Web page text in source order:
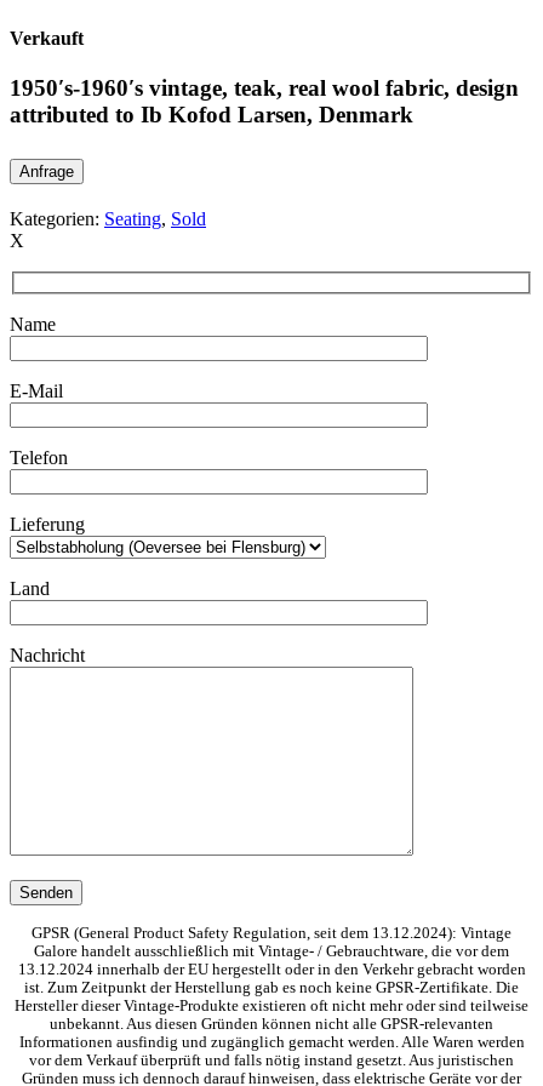
Verkauft
1950′s-1960′s vintage, teak, real wool fabric, design
attributed to Ib Kofod Larsen, Denmark
Anfrage
Kategorien: Seating, Sold
X
Name
E-Mail
Telefon
Lieferung
Land
Nachricht
GPSR (General Product Safety Regulation, seit dem 13.12.2024): Vintage
Galore handelt ausschließlich mit Vintage- / Gebrauchtware, die vor dem
13.12.2024 innerhalb der EU hergestellt oder in den Verkehr gebracht worden
ist. Zum Zeitpunkt der Herstellung gab es noch keine GPSR-Zertifikate. Die
Hersteller dieser Vintage-Produkte existieren oft nicht mehr oder sind teilweise
unbekannt. Aus diesen Gründen können nicht alle GPSR-relevanten
Informationen ausfindig und zugänglich gemacht werden. Alle Waren werden
vor dem Verkauf überprüft und falls nötig instand gesetzt. Aus juristischen
Gründen muss ich dennoch darauf hinweisen, dass elektrische Geräte vor der